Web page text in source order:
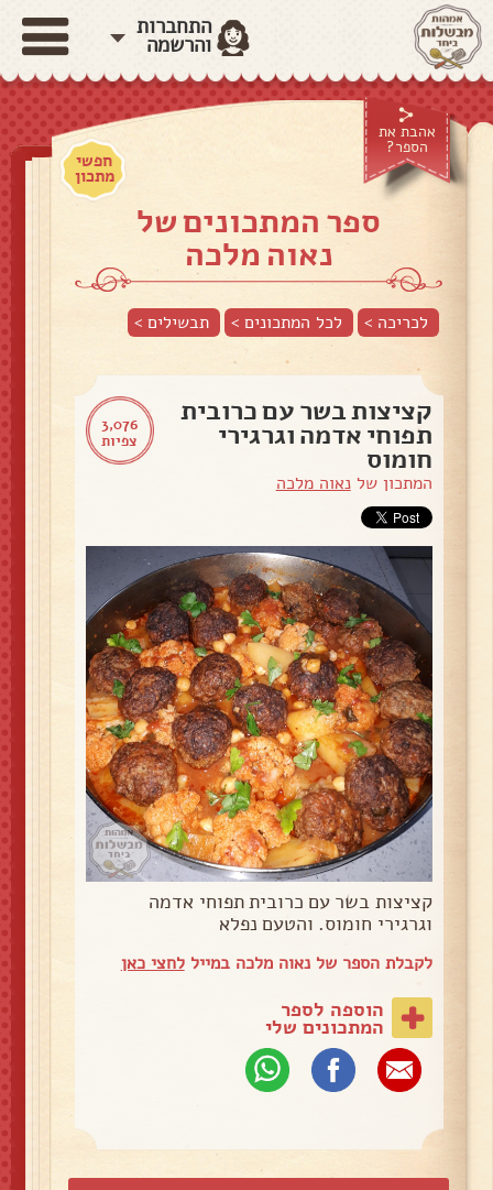
התחברות
והרשמה
אהבת את
הספר?
חפשי
מתכון
ספר המתכונים של
נאוה מלכה
לכריכה > לכל המתכונים > תבשילים>
3,076
צפיות
קציצות בשר עם כרובית
תפוחי אדמה וגרגירי
חומוס
המתכון שלנאוה מלכה
קציצות בשר עם כרובית תפוחי אדמה
וגרגירי חומוס. והטעם נפלא
לקבלת הספר של נאוה מלכה במייללחצי כאן
הוספה לספר
המתכונים שלי